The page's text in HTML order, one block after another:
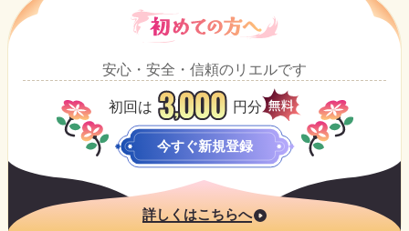
安心・安全・信頼のリエルです
初回は 円分
今すぐ新規登録
詳しくはこちらへ